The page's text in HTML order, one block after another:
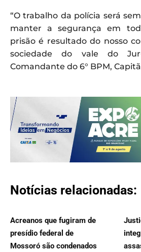
“O trabalho da polícia será
manter a segurança em
prisão é resultado do nosso
sociedade do vale do
Comandante do 6° BPM,
Notícias relacionadas:
Acreanos que fugiram de
presídio federal de
Mossoró são condenados